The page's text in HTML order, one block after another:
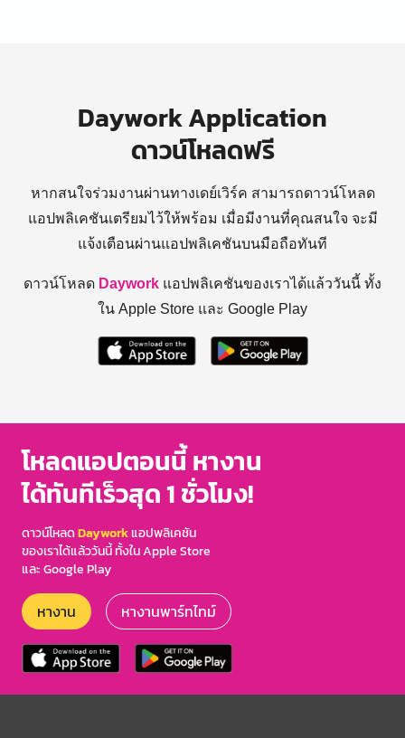
Daywork Application
ดาวน์โหลดฟรี
หากสนใจร่วมงานผ่านทางเดย์เวิร์ค สามารถดาวน์โหลด
แอปพลิเคชันเตรียมไว้ให้พร้อม เมื่อมีงานที่คุณสนใจ จะมี
แจ้งเตือนผ่านแอปพลิเคชันบนมือถือทันที
ดาวน์โหลด Daywork แอปพลิเคชันของเราได้แล้ววันนี้ ทั้ง
ใน Apple Store และ Google Play
โหลดแอปตอนนี้ หางาน
ได้ทันทีเร็วสุด 1 ชั่วโมง!
ดาวน์โหลดDayworkแอปพลิเคชัน
ของเราได้แล้ววันนี้ ทั้งใน Apple Store
และ Google Play
หางาน หางานพาร์ทไทม์